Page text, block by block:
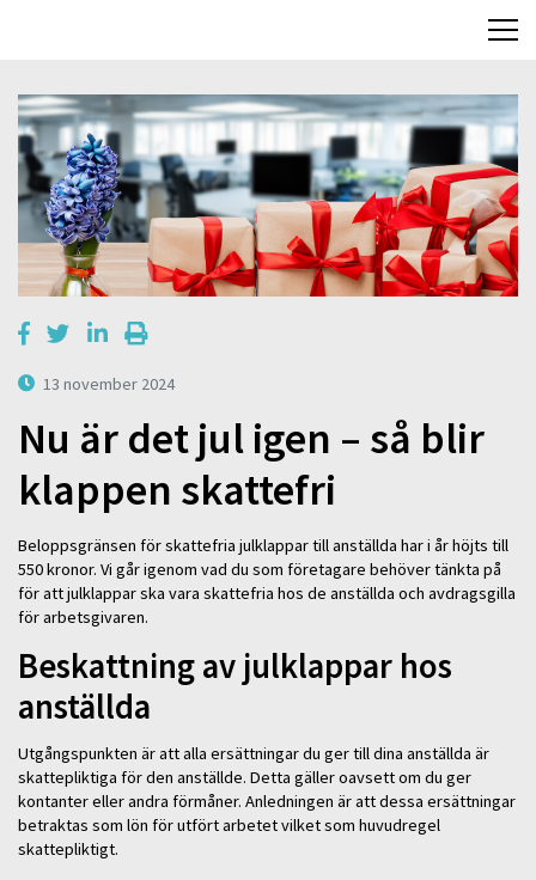
13 november 2024
Nu är det jul igen – så blir
klappen skattefri
Beloppsgränsen för skattefria julklappar till anställda har i år höjts till
550 kronor. Vi går igenom vad du som företagare behöver tänkta på
för att julklappar ska vara skattefria hos de anställda och avdragsgilla
för arbetsgivaren.
Beskattning av julklappar hos
anställda
Utgångspunkten är att alla ersättningar du ger till dina anställda är
skattepliktiga för den anställde. Detta gäller oavsett om du ger
kontanter eller andra förmåner. Anledningen är att dessa ersättningar
betraktas som lön för utfört arbetet vilket som huvudregel
skattepliktigt.